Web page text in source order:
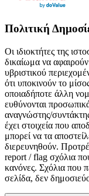
Πολιτική
Οι ιδιοκτήτες της
δικαίωμα να
υβριστικού
ότι υποκινούν το
οποιαδήποτε άλλη
ευθύνονται
αναγνώστης/
έχει στοιχεία που
μπορεί να τα
διερευνηθούν.
report / flag σχόλια
κανόνες. Σχόλια που
σελίδα, δεν